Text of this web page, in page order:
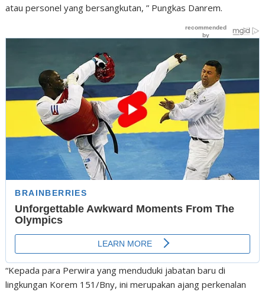
atau personel yang bersangkutan, ” Pungkas Danrem.
“Kepada para Perwira yang menduduki jabatan baru di
lingkungan Korem 151/Bny, ini merupakan ajang perkenalan